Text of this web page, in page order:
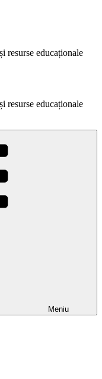
resurse educaționale
resurse educaționale
Meniu